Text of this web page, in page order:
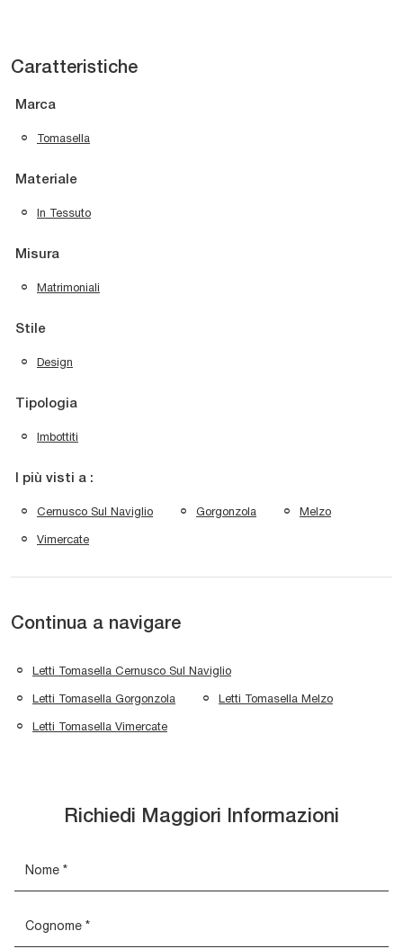
Caratteristiche
Marca
Tomasella
Materiale
In Tessuto
Misura
Matrimoniali
Stile
Design
Tipologia
Imbottiti
I più visti a :
Cernusco Sul Naviglio Gorgonzola Melzo
Vimercate
Continua a navigare
Letti Tomasella Cernusco Sul Naviglio
Letti Tomasella Gorgonzola Letti Tomasella Melzo
Letti Tomasella Vimercate
Richiedi Maggiori Informazioni